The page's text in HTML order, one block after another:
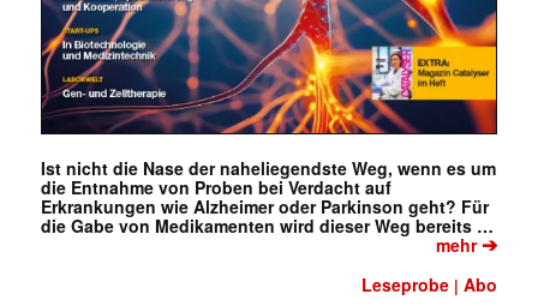
Ist nicht die Nase der naheliegendste Weg, wenn es um
die Entnahme von Proben bei Verdacht auf
Erkrankungen wie Alzheimer oder Parkinson geht? Für
die Gabe von Medikamenten wird dieser Weg bereits …
mehr➔
Leseprobe |Abo